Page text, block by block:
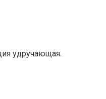
удручающая.